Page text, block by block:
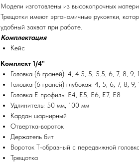
Модели изготовлены из высокопрочных
Трещотки имеют эргономичные рукоятки,
удобный захват при работе.
Комплектация
Кейс
Комплект 1/4"
Головка (6 граней): 4, 4.5, 5, 5.5, 6, 7, 8, 9,
Головка (6 граней) глубокая: 4, 5, 6, 7, 8,
Головка Е профиль: E4, E5, E6, E7, E8
Удлинитель: 50 мм, 100 мм
Кардан шарнирный
Отвертка-вороток
Держатель бит
Вороток Т-образный с передвижной
Трещотка